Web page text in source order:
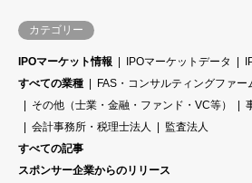
カテゴリー
IPOマーケット情報 IPOマーケットデータ
すべての業種
FAS・コンサルティングファー
その他（士業・金融・ファンド・VC等）
会計事務所・税理士法人
監査法人
すべての記事
スポンサー企業からのリリース